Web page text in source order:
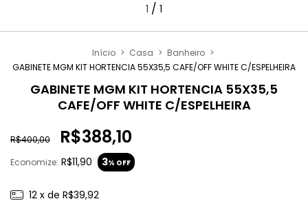
1 / 1
Início > Casa > Banheiro >
GABINETE MGM KIT HORTENCIA 55X35,5 CAFE/OFF WHITE C/ESPELHEIRA
GABINETE MGM KIT HORTENCIA 55X35,5
CAFE/OFF WHITE C/ESPELHEIRA
R$400,00 R$388,10
Economize: R$11,90 3% OFF
12 x de R$39,92